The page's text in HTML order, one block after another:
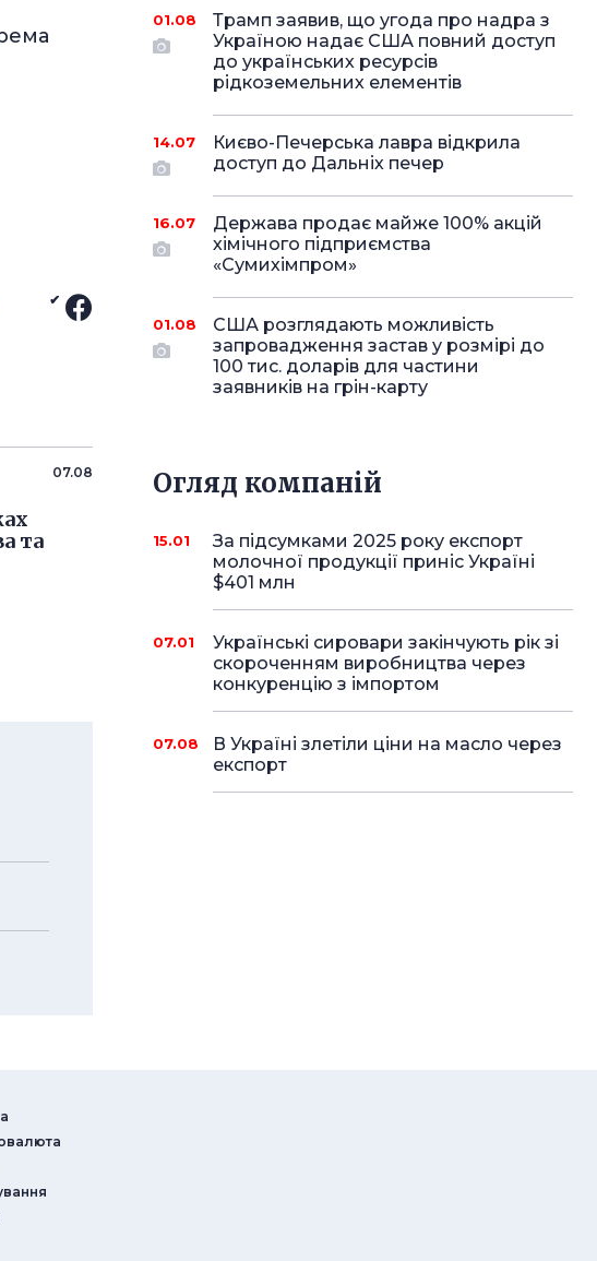
07.08
та
01.08
Трамп заявив, що угода про надра з
Україною надає США повний доступ
до українських ресурсів
рідкоземельних елементів
14.07
Києво-Печерська лавра відкрила
доступ до Дальніх печер
16.07
Держава продає майже 100% акцій
хімічного підприємства
«Сумихімпром»
01.08
США розглядають можливість
запровадження застав у розмірі до
100 тис. доларів для частини
заявників на грін-карту
Огляд компаній
15.01
За підсумками 2025 року експорт
молочної продукції приніс Україні
$401 млн
07.01
Українські сировари закінчують рік зі
скороченням виробництва через
конкуренцію з імпортом
07.08
В Україні злетіли ціни на масло через
експорт